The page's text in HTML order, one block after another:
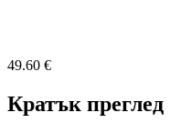
49.60 €
Кратък преглед